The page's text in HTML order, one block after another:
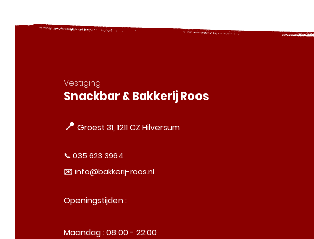
Vestiging 1
Snackbar & Bakkerij Roos
📍 Groest 31, 1211 CZ Hilversum
📞035 623 3964
✉️ info@bakkerij-roos.nl
Openingstijden :
Maandag : 08:00 - 22:00